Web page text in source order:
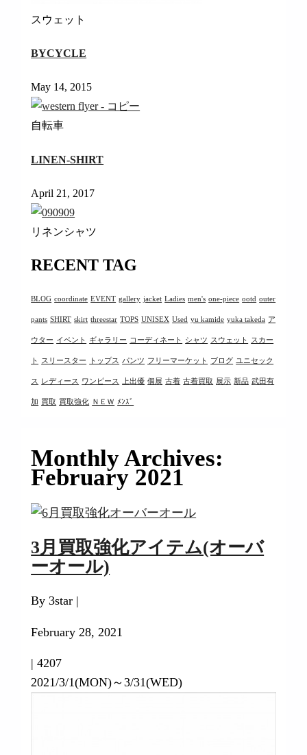
スウェット
BYCYCLE
May 14, 2015
自転車
LINEN-SHIRT
April 21, 2017
リネンシャツ
RECENT TAG
BLOG coordinate EVENT gallery jacket Ladies men's one-piece ootd outer
pants SHIRT skirt threestar TOPS UNISEX Used yu kamide yuka takeda ア
ウター イベント ギャラリー コーディネート シャツ スウェット スカー
ト スリースター トップス パンツ フリーマーケット ブログ ユニセック
ス レディース ワンピース 上出優 個展 古着 古着買取 展示 新品 武田有
加 買取 買取強化 ＮＥＷ ﾒﾝｽﾞ
Monthly Archives:
February 2021
3月買取強化アイテム(オーバ
ーオール)
By 3star |
February 28, 2021
|4207
2021/3/1(MON)～3/31(WED)